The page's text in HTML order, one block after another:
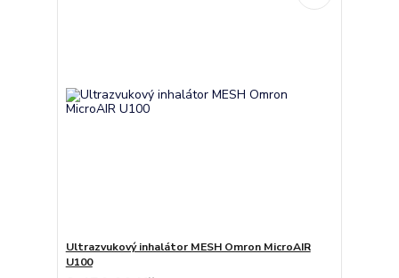
Ultrazvukový inhalátor MESH Omron MicroAIR
U100